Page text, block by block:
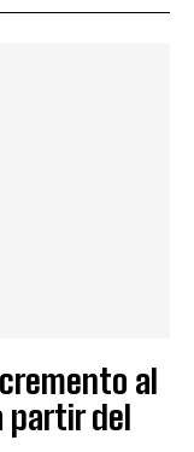
al
partir del